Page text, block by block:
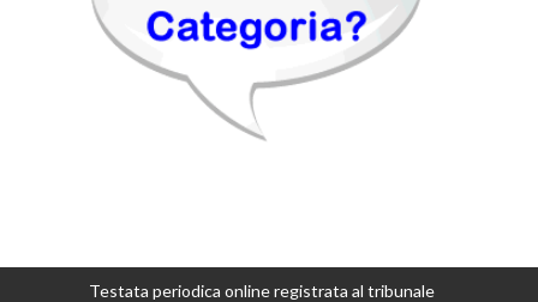
Testata periodica online registrata al tribunale